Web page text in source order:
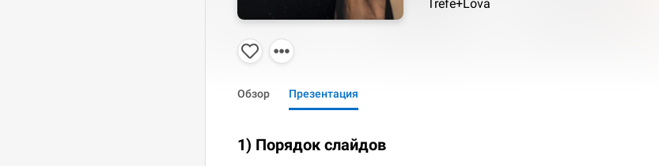
Trefe+Lova
Обзор Презентация
1) Порядок слайдов